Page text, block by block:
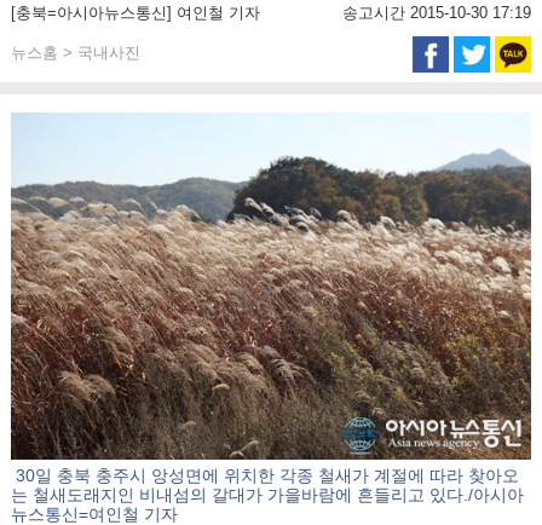
[충북=아시아뉴스통신] 여인철 기자 송고시간 2015-10-30 17:19
뉴스홈 > 국내사진
30일 충북 충주시 앙성면에 위치한 각종 철새가 계절에 따라 찾아오
는 철새도래지인 비내섬의 갈대가 가을바람에 흔들리고 있다./아시아
뉴스통신=여인철 기자